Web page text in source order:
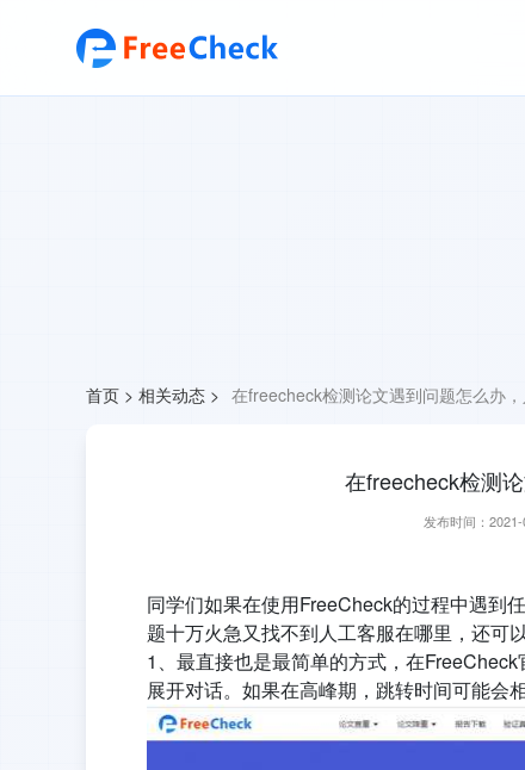
首页 > 相关动态 > 在freecheck检测论文遇到问题怎么办
在freecheck检测
发布时间：
同学们如果在使用FreeCheck的过程中遇到
题十万火急又找不到人工客服在哪里，还可
1、 最直接也是最简单的方式，在
展开对话。如果在高峰期，跳转时间可能会相